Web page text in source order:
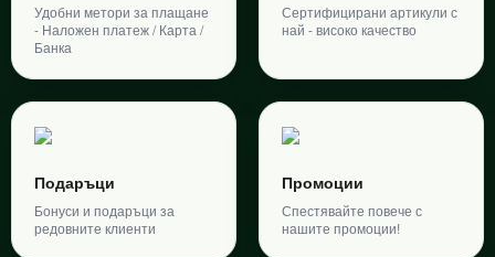
Удобни метори за плащане
- Наложен платеж / Карта /
Банка
Сертифицирани артикули с
най - високо качество
Подаръци
Бонуси и подаръци за
редовните клиенти
Промоции
Спестявайте повече с
нашите промоции!